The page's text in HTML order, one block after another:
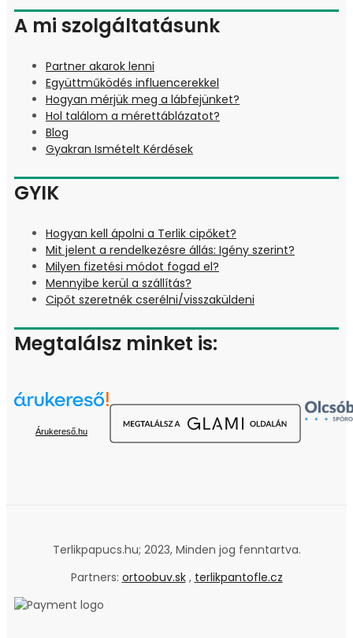
A mi szolgáltatásunk
Partner akarok lenni
Együttműködés influencerekkel
Hogyan mérjük meg a lábfejünket?
Hol találom a mérettáblázatot?
Blog
Gyakran Ismételt Kérdések
GYIK
Hogyan kell ápolni a Terlik cipőket?
Mit jelent a rendelkezésre állás: Igény szerint?
Milyen fizetési módot fogad el?
Mennyibe kerül a szállítás?
Cipőt szeretnék cserélni/visszaküldeni
Megtalálsz minket is:
Árukereső.hu
Terlikpapucs.hu; 2023, Minden jog fenntartva.
Partners: ortoobuv.sk, terlikpantofle.cz